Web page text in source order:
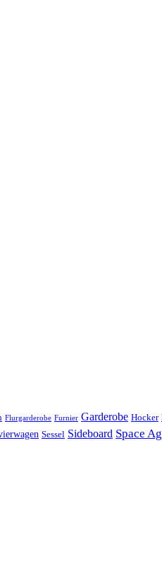
Flurgarderobe Furnier Garderobe Hocker
Sessel Sideboard Space